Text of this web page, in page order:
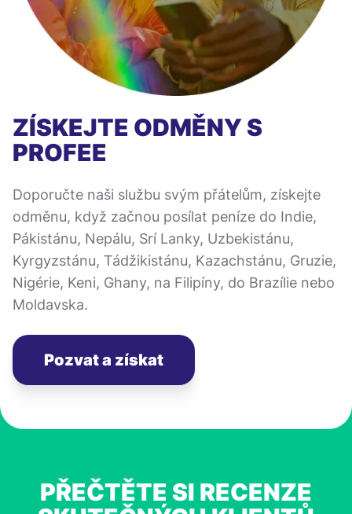
ZÍSKEJTE ODMĚNY S
PROFEE
Doporučte naši službu svým přátelům, získejte
odměnu, když začnou posílat peníze do Indie,
Pákistánu, Nepálu, Srí Lanky, Uzbekistánu,
Kyrgyzstánu, Tádžikistánu, Kazachstánu, Gruzie,
Nigérie, Keni, Ghany, na Filipíny, do Brazílie nebo
Moldavska.
Pozvat a získat
PŘEČTĚTE SI RECENZE